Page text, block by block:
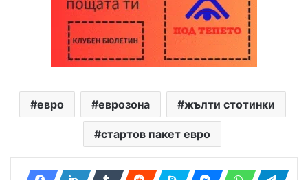
евро еврозона жълти стотинки
стартов пакет евро